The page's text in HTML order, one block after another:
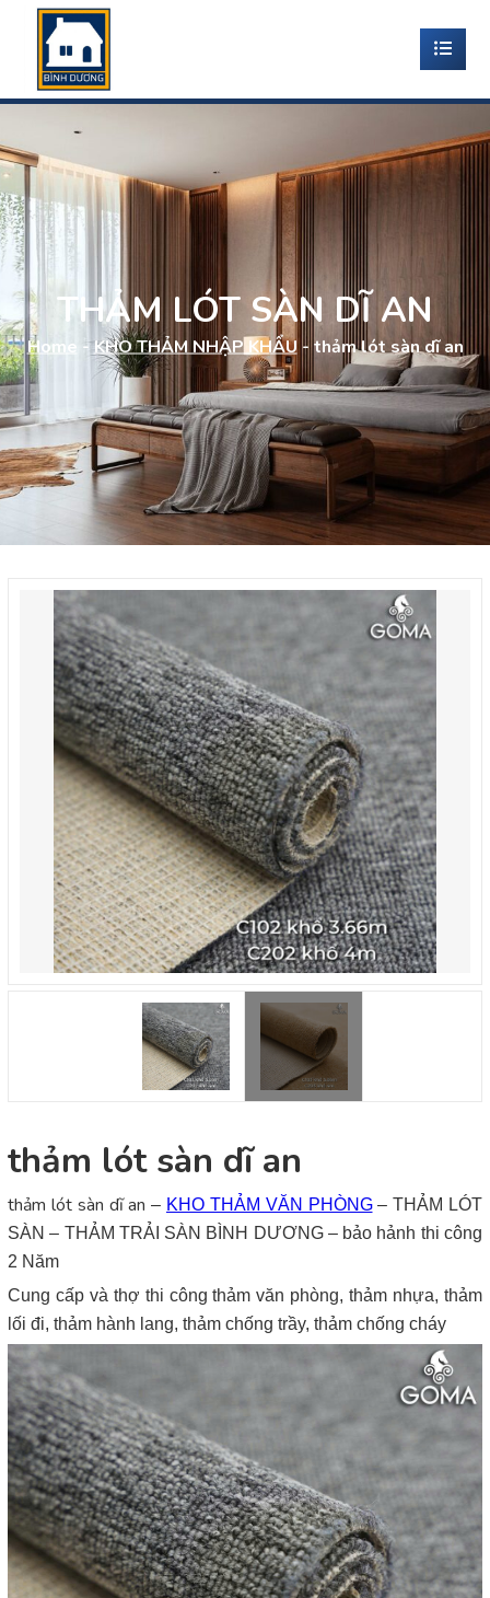
THẢM LÓT SÀN DĨ AN
Home -KHO THẢM NHẬP KHẨU - thảm lót sàn dĩ an
thảm lót sàn dĩ an
thảm lót sàn dĩ an– KHO THẢM VĂN PHÒNG– THẢM LÓT
SÀN – THẢM TRẢI SÀN BÌNH DƯƠNG – bảo hảnh thi công
2 Năm
Cung cấp và thợ thi công thảm văn phòng, thảm nhựa, thảm
lối đi, thảm hành lang, thảm chống trầy, thảm chống cháy